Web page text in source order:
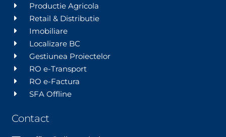
Productie Agricola
Retail & Distributie
Imobiliare
Localizare BC
Gestiunea Proiectelor
RO e-Transport
RO e-Factura
SFA Offline
Contact